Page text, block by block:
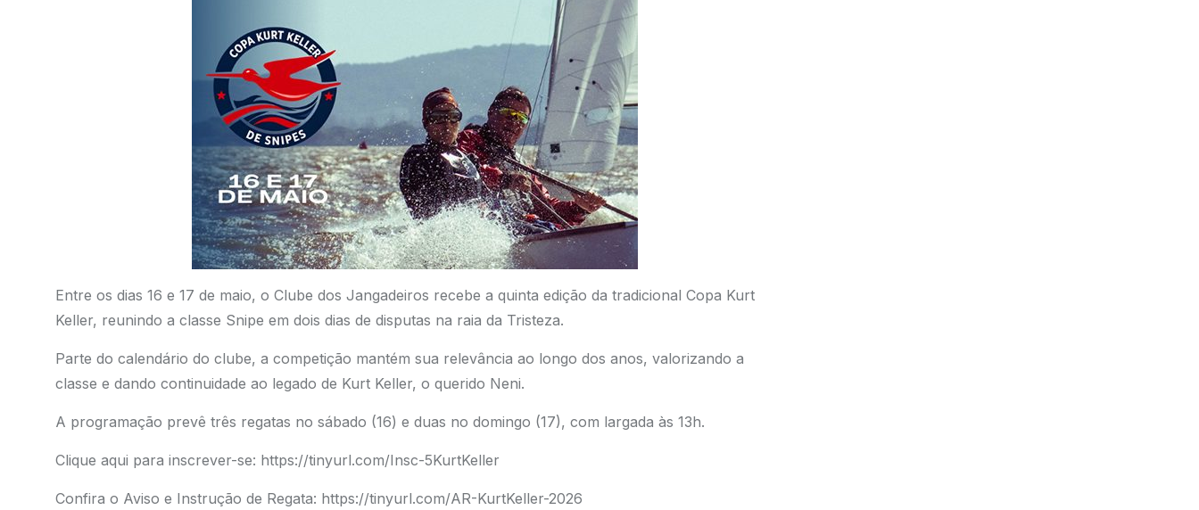
Entre os dias 16 e 17 de maio, o Clube dos Jangadeiros recebe a quinta edição da tradicional Copa Kurt
Keller, reunindo a classe Snipe em dois dias de disputas na raia da Tristeza.
Parte do calendário do clube, a competição mantém sua relevância ao longo dos anos, valorizando a
classe e dando continuidade ao legado de Kurt Keller, o querido Neni.
A programação prevê três regatas no sábado (16) e duas no domingo (17), com largada às 13h.
Clique aqui para inscrever-se: https://tinyurl.com/Insc-5KurtKeller
Confira o Aviso e Instrução de Regata: https://tinyurl.com/AR-KurtKeller-2026